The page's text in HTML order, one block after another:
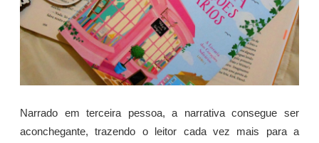
Narrado em terceira pessoa, a narrativa consegue ser
aconchegante, trazendo o leitor cada vez mais para a